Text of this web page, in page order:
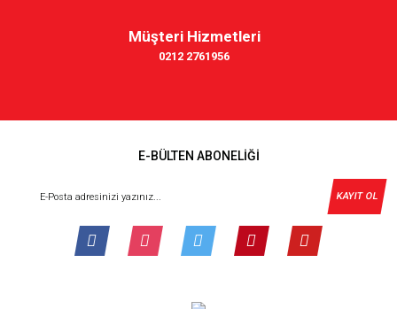
Müşteri Hizmetleri
0212 2761956
E-BÜLTEN ABONELİĞİ
KAYIT OL